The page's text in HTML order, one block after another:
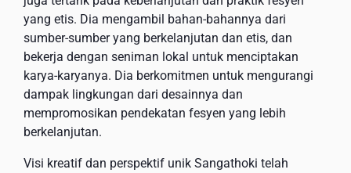
yang etis. Dia mengambil bahan-bahannya dari
sumber-sumber yang berkelanjutan dan etis, dan
bekerja dengan seniman lokal untuk menciptakan
karya-karyanya. Dia berkomitmen untuk mengurangi
dampak lingkungan dari desainnya dan
mempromosikan pendekatan fesyen yang lebih
berkelanjutan.
Visi kreatif dan perspektif unik Sangathoki telah